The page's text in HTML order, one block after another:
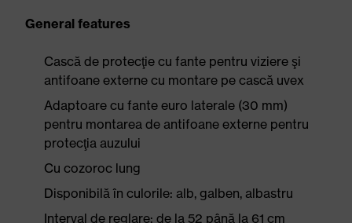
General features
Cască de protecţie cu fante pentru viziere şi
antifoane externe cu montare pe cască uvex
Adaptoare cu fante euro laterale (30 mm)
pentru montarea de antifoane externe pentru
protecţia auzului
Cu cozoroc lung
Disponibilă în culorile: alb, galben, albastru
Interval de reglare: de la 52 până la 61 cm